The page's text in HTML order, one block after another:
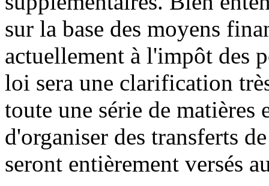
sur la base des moyens
actuellement à l'impôt des
loi sera une clarification
toute une série de
d'organiser des transferts
seront entièrement versés